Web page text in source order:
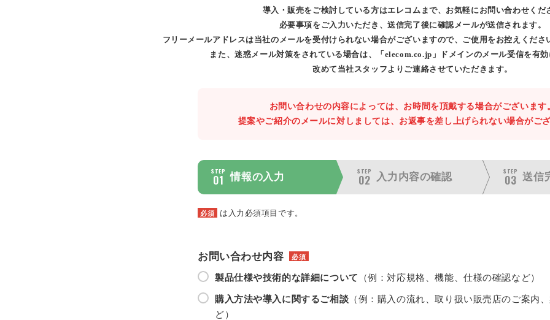
導入・販売をご検討している方はエレコムまで、お気軽にお問い合わせくだ
必要事項をご入力いただき、送信完了後に確認メールが送信されます。
フリーメールアドレスは当社のメールを受付けられない場合がございますので、ご使用をお控えくださ
また、迷惑メール対策をされている場合は、「elecom.co.jp」ドメインのメール受信を有効
改めて当社スタッフよりご連絡させていただきます。
お問い合わせの内容によっては、お時間を頂戴する場合がございます
提案やご紹介のメールに対しましては、お返事を差し上げられない場合がござ
STEP
01 情報の入力
STEP
02 入力内容の確認
STEP
03 送信
必須 は入力必須項目です。
お問い合わせ内容 必須
製品仕様や技術的な詳細について （例：対応規格、機能、仕様の確認など）
購入方法や導入に関するご相談 （例：購入の流れ、取り扱い販売店のご案内
ど）